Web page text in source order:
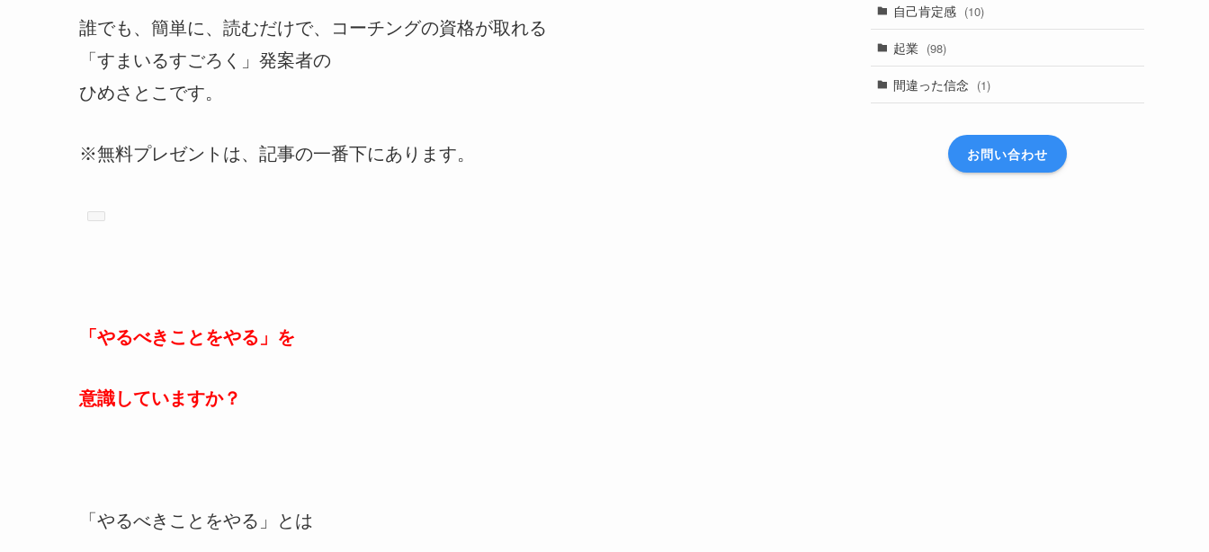
誰でも、簡単に、読むだけで、コーチングの資格が取れる
「すまいるすごろく」発案者の
ひめさとこです。
※無料プレゼントは、記事の一番下にあります。
「やるべきことをやる」を
意識していますか？
「やるべきことをやる」とは
自己肯定感 (10)
起業 (98)
間違った信念 (1)
お問い合わせ